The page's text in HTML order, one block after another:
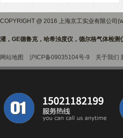
COPYRIGHT @ 2016 上海京工实业有限公司
灌，GE德鲁克，哈希浊度仪，德尔格气体检测
网站地图 沪ICP备09035104号-9 关于我们